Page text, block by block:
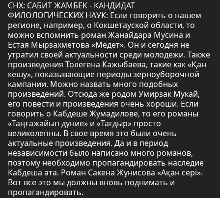
СНХ: САБИТ ЖАМБЕК - КАНДИДАТ
ФИЛОЛОГИЧЕСКИХ НАУК: Если говорить о нашем
регионе, например, о Кокшетауской области, то
можно вспомнить роман Жанайдара Мусина и
Естая Мырзахметова «Медет». Он и сегодня не
утратил своей актуальности среди молодежи. Также
произведения Толегена Кажыбаева, такие как «Қан
кешу», показывающие периоды зерноуборочной
кампании. Можно назвать много подобных
произведений. Отсюда же родом Умирзак Мукай,
его повести и произведения очень хороши. Если
говорить о Кабдеше Жумадилове, то его романы
«Таңғажайып дүние» и «Тағдыр» просто
великолепны. В свое время это были очень
актуальные произведения. Да и в период
независимости было написано много романов,
поэтому необходимо пропагандировать наследие
Кабдеша ата. Роман Сакена Жунисова «Ақан сері».
Вот все это мы должны вновь поднимать и
пропагандировать.